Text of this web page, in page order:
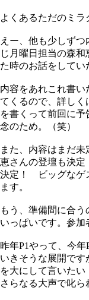
よくあるただのミラ
えー、他も少しず
じ月曜日担当の森
た時のお話をしてい
内容をあれこれ書
てくるので、詳しく
を書くって前回に
念のため。（笑）
また、内容はまだ
恵さんの登壇も決
決定！ ビッグなゲ
ます。
もう、準備間に合
いっぱいです。参加
昨年P1やって、今
いきそうな展開です
を大にして言いた
さらなる大声で叱ら